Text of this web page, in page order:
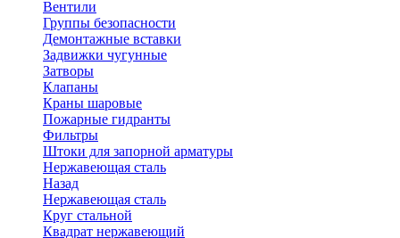
Вентили
Группы безопасности
Демонтажные вставки
Задвижки чугунные
Затворы
Клапаны
Краны шаровые
Пожарные гидранты
Фильтры
Штоки для запорной арматуры
Нержавеющая сталь
Назад
Нержавеющая сталь
Круг стальной
Квадрат нержавеющий